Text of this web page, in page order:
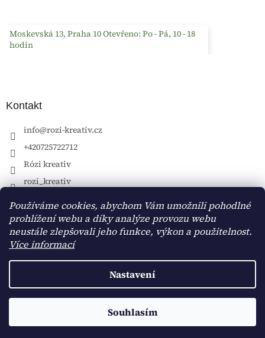
Používáme cookies, abychom Vám umožnili pohodlné
prohlížení webu a díky analýze provozu webu
neustále zlepšovali jeho funkce, výkon a použitelnost.
Více informací
Nastavení
Souhlasím
Moskevská 13, Praha 10 Otevřeno: Po - Pá, 10 - 18
hodin
Kontakt
info@rozi-kreativ.cz
+420725722712
Rózi kreativ
rozi_kreativ
Vytvořil Shoptet
Rózi kreativ. Všechna práva vyhrazena.